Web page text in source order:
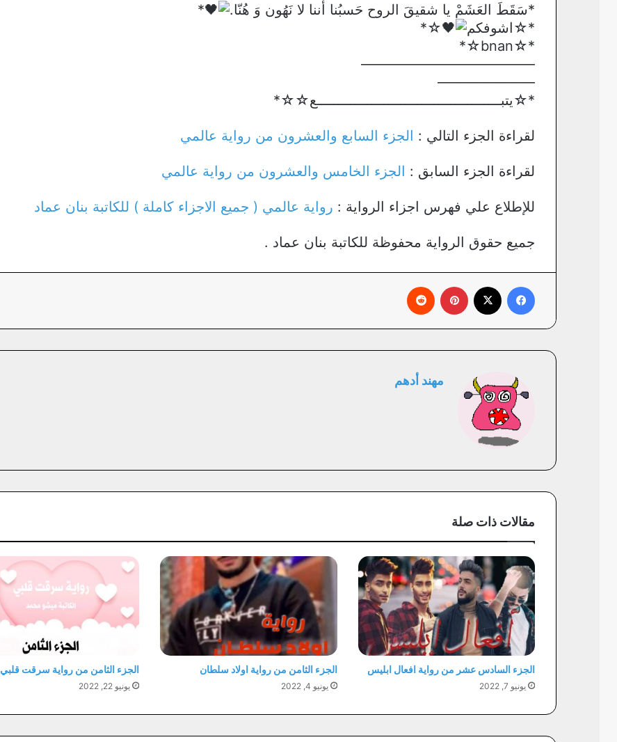
*سَقَطَ العَشَمْ يا شقيقَ الروح حَسبُنا أننا لا نَهُون وَ هُنّا.
*
*☆اشوفكم
☆*
*☆bnan☆*
————————————–
———————
*☆يتبــــــــــــــــــــــــــــــــــــــــــــع☆☆*
لقراءة الجزء التالي : الجزء السابع والعشرون من رواية عالمي
لقراءة الجزء السابق : الجزء الخامس والعشرون من رواية عالمي
للإطلاع علي فهرس اجزاء الرواية : رواية عالمي ( جميع الاجزاء كاملة ) للكاتبة بنان عماد
جميع حقوق الرواية محفوظة للكاتبة بنان عماد .
مهند أدهم
مقالات ذات صلة
الجزء السادس عشر من رواية افعال ابليس
يونيو 7, 2022
الجزء الثامن من رواية اولاد سلطان
يونيو 4, 2022
الجزء الثامن من رواية سرقت قلبي
يونيو 22, 2022